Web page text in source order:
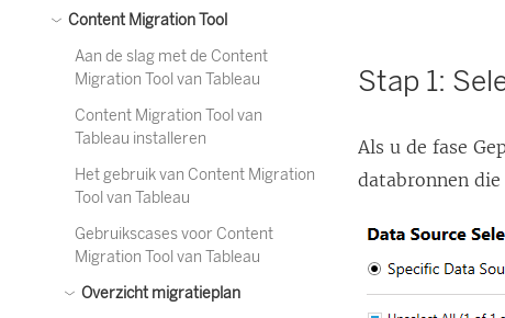
Content Migration Tool
Aan de slag met de Content
Migration Tool van Tableau
Content Migration Tool van
Tableau installeren
Het gebruik van Content Migration
Tool van Tableau
Gebruikscases voor Content
Migration Tool van Tableau
Overzicht migratieplan
Stap 1:
Als u de fase
databronnen